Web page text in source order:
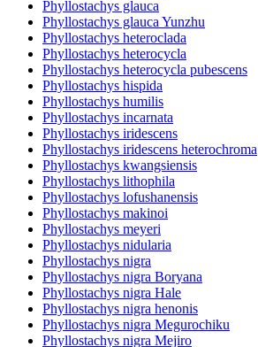
Phyllostachys glauca
Phyllostachys glauca Yunzhu
Phyllostachys heteroclada
Phyllostachys heterocycla
Phyllostachys heterocycla pubescens
Phyllostachys hispida
Phyllostachys humilis
Phyllostachys incarnata
Phyllostachys iridescens
Phyllostachys iridescens heterochroma
Phyllostachys kwangsiensis
Phyllostachys lithophila
Phyllostachys lofushanensis
Phyllostachys makinoi
Phyllostachys meyeri
Phyllostachys nidularia
Phyllostachys nigra
Phyllostachys nigra Boryana
Phyllostachys nigra Hale
Phyllostachys nigra henonis
Phyllostachys nigra Megurochiku
Phyllostachys nigra Mejiro